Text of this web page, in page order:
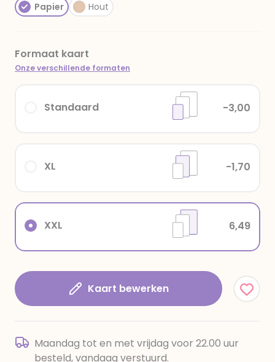
Papier Hout
Formaat kaart
Onze verschillende formaten
XXL 6,49
XL -1,70
Standaard -3,00
Kaart bewerken
Maandag tot en met vrijdag voor 22.00 uur
besteld, vandaag verstuurd.